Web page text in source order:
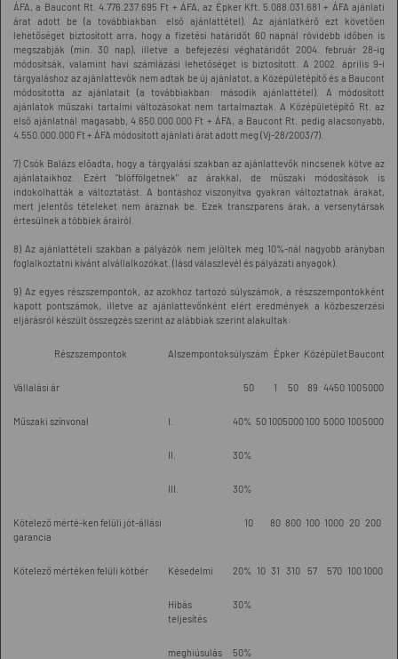
ÁFA, a Baucont Rt. 4.776.237.695 Ft + ÁFA, az Épker Kft. 5.088.031.681 + ÁFA ajánlati
árat adott be (a továbbiakban: első ajánlattétel). Az ajánlatkérő ezt követően
lehetőséget biztosított arra, hogy a fizetési határidőt 60 napnál rövidebb időben is
megszabják (min. 30 nap), illetve a befejezési véghatáridőt 2004. február 28-ig
módosítsák, valamint havi számlázási lehetőséget is biztosított. A 2002. április 9-i
tárgyaláshoz az ajánlattevők nem adtak be új ajánlatot, a Középületépítő és a Baucont
módosította az ajánlatait (a továbbiakban: második ajánlattétel). A módosított
ajánlatok műszaki tartalmi változásokat nem tartalmaztak. A Középületépítő Rt. az
első ajánlatnál magasabb, 4.650.000.000 Ft + ÁFA, a Baucont Rt. pedig alacsonyabb,
4.550.000.000 Ft + ÁFA módosított ajánlati árat adott meg (Vj-28/2003/7).
7) Csók Balázs előadta, hogy a tárgyalási szakban az ajánlattevők nincsenek kötve az
ajánlataikhoz. Ezért "blöffölgetnek" az árakkal, de műszaki módosítások is
indokolhatták a változtatást. A bontáshoz viszonyítva gyakran változtatnak árakat,
mert jelentős tételeket nem áraznak be. Ezek transzparens árak, a versenytársak
értesülnek a többiek árairól.
8) Az ajánlattételi szakban a pályázók nem jelöltek meg 10%-nál nagyobb arányban
foglalkoztatni kívánt alvállalkozókat. (lásd válaszlevél és pályázati anyagok).
9) Az egyes részszempontok, az azokhoz tartozó súlyszámok, a részszempontokként
kapott pontszámok, illetve az ajánlattevőnként elért eredmények a közbeszerzési
eljárásról készült összegzés szerint az alábbiak szerint alakultak:
Részszempontok Alszempontoksúlyszám Épker KözépületBaucont
Vállalási ár 50 1 50 89 4450 1005000
Műszaki színvonal I. 40% 50 1005000 100 5000 1005000
II. 30%
III. 30%
Kötelező mérté-ken felüli jót-állási
garancia
10 80 800 100 1000 20 200
Kötelező mértéken felüli kötbér Késedelmi 20% 10 31 310 57 570 100 1000
Hibás
teljesítés
30%
meghiúsulás 50%